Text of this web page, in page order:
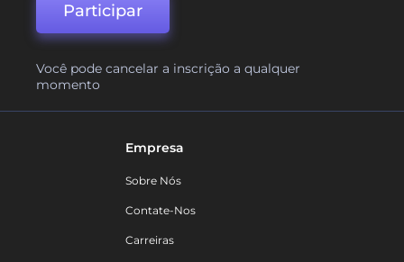
Participar
Você pode cancelar a inscrição a qualquer
momento
Empresa
Sobre Nós
Contate-Nos
Carreiras